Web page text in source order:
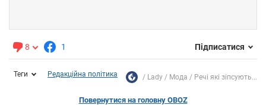
8 1 Підписатися
Теги Редакційна політика Lady Мода Речі які зіпсують...
Повернутися на головну OBOZ